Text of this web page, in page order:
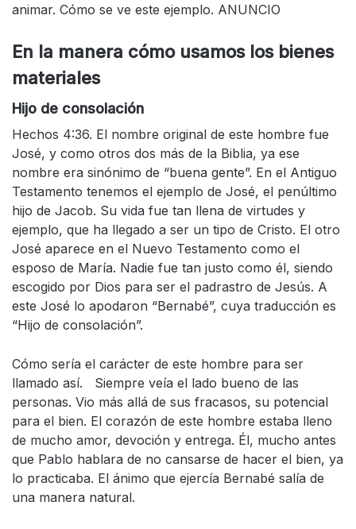
animar. Cómo se ve este ejemplo. ANUNCIO
En la manera cómo usamos los bienes
materiales
Hijo de consolación
Hechos 4:36. El nombre original de este hombre fue
José, y como otros dos más de la Biblia, ya ese
nombre era sinónimo de “buena gente”. En el Antiguo
Testamento tenemos el ejemplo de José, el penúltimo
hijo de Jacob. Su vida fue tan llena de virtudes y
ejemplo, que ha llegado a ser un tipo de Cristo. El otro
José aparece en el Nuevo Testamento como el
esposo de María. Nadie fue tan justo como él, siendo
escogido por Dios para ser el padrastro de Jesús. A
este José lo apodaron “Bernabé”, cuya traducción es
“Hijo de consolación”.
Cómo sería el carácter de este hombre para ser
llamado así. Siempre veía el lado bueno de las
personas. Vio más allá de sus fracasos, su potencial
para el bien. El corazón de este hombre estaba lleno
de mucho amor, devoción y entrega. Él, mucho antes
que Pablo hablara de no cansarse de hacer el bien, ya
lo practicaba. El ánimo que ejercía Bernabé salía de
una manera natural.